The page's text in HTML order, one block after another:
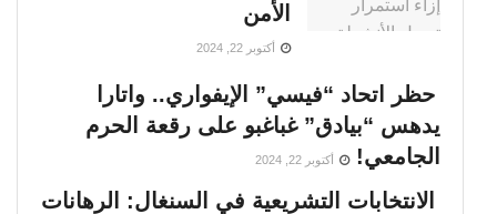
الأمن
أكتوبر 22, 2024
حظر اتحاد “فيسي” الإيفواري.. واتارا
يدهس “بيادق” غباغبو على رقعة الحرم
الجامعي!
أكتوبر 22, 2024
الانتخابات التشريعية في السنغال: الرهانات